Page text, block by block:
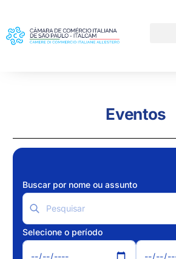
Eventos
Buscar por nome ou assunto
Selecione o período